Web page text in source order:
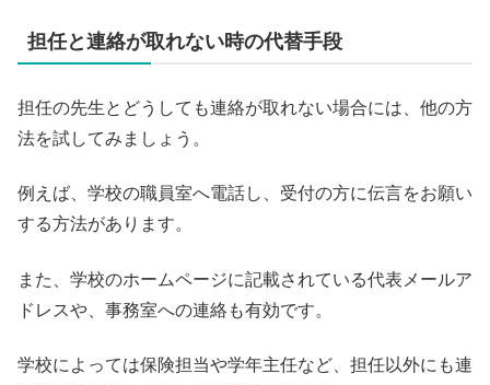
担任と連絡が取れない時の代替手段
担任の先生とどうしても連絡が取れない場合には、他の方
法を試してみましょう。
例えば、学校の職員室へ電話し、受付の方に伝言をお願い
する方法があります。
また、学校のホームページに記載されている代表メールア
ドレスや、事務室への連絡も有効です。
学校によっては保険担当や学年主任など、担任以外にも連